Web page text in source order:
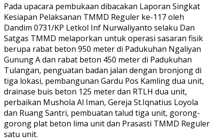
Pada upacara pembukaan dibacakan Laporan Singkat
Kesiapan Pelaksanan TMMD Reguler ke-117 oleh
Dandim 0731/KP Letkol Inf Nurwaliyanto selaku Dan
Satgas TMMD melaporkan untuk operasi sasaran fisik
berupa rabat beton 950 meter di Padukuhan Ngaliyan
Gunung A dan rabat beton 450 meter di Padukuhan
Tulangan, penguatan badan jalan dengan bronjong di
tiga lokasi, pembangunan Gardu Pos Kamling dua unit,
drainase buis beton 125 meter dan RTLH dua unit,
perbaikan Mushola Al Iman, Gereja St.Iqnatius Loyola
dan Ruang Santri, pembuatan talud tiga unit, gorong-
gorong plat beton lima unit dan Prasasti TMMD Reguler
satu unit.